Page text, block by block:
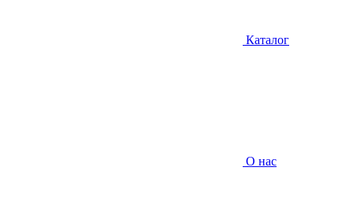
Каталог
О нас